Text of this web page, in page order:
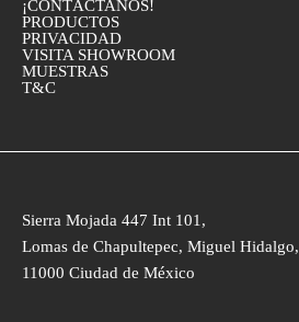
¡CONTÁCTANOS!
PRODUCTOS
PRIVACIDAD
VISITA SHOWROOM
MUESTRAS
T&C
Sierra Mojada 447 Int 101,
Lomas de Chapultepec, Miguel Hidalgo,
11000 Ciudad de México